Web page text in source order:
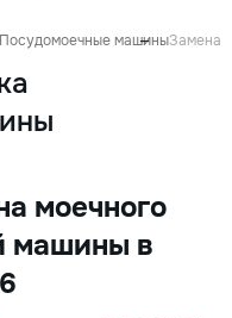
Посудомоечные машиныЗамена
моечного
машины в